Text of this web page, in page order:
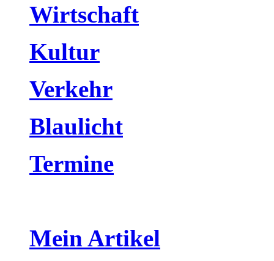
Wirtschaft
Kultur
Verkehr
Blaulicht
Termine
Mein Artikel